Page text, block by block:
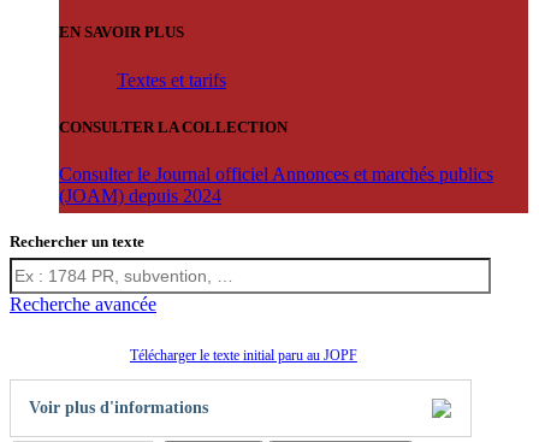
EN SAVOIR PLUS
Textes et tarifs
CONSULTER LA COLLECTION
Consulter le Journal officiel Annonces et marchés publics
(JOAM) depuis 2024
Rechercher un texte
Recherche avancée
Télécharger le texte initial paru au JOPF
Voir plus d'informations